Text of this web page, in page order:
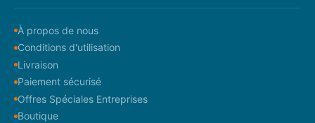
À propos de nous
Conditions d'utilisation
Livraison
Paiement sécurisé
Offres Spéciales Entreprises
Boutique